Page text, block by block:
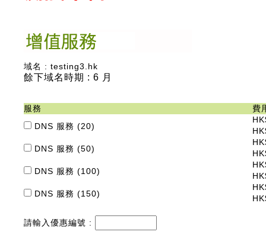
域名 : testing3.hk
餘下域名時期 : 6 月
服務
費
DNS 服務 (20)
DNS 服務 (50)
DNS 服務 (100)
DNS 服務 (150)
請輸入優惠編號 :